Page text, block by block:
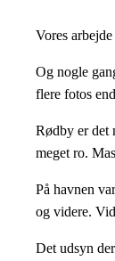
Vores
Og nogle
flere fotos
Rødby er det
meget ro.
På havnen
og videre.
Det udsyn